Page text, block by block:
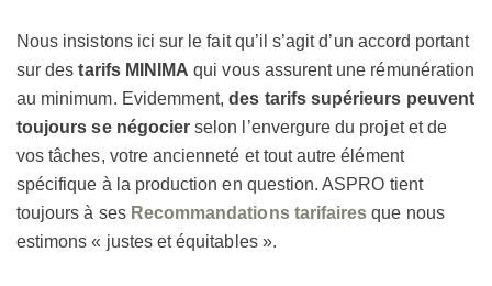
Nous insistons ici sur le fait qu’il s’agit d’un accord portant
sur destarifs MINIMA qui vous assurent une rémunération
au minimum. Evidemment,des tarifs supérieurs peuvent
toujours se négocierselon l’envergure du projet et de
vos tâches, votre ancienneté et tout autre élément
spécifique à la production en question. ASPRO tient
toujours à ses Recommandations tarifaires que nous
estimons « justes et équitables ».